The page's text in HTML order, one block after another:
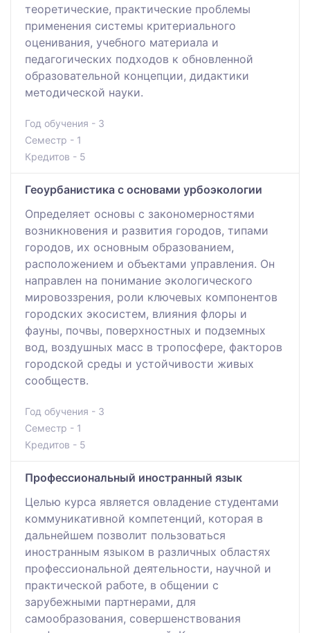
теоретические, практические проблемы
применения системы критериального
оценивания, учебного материала и
педагогических подходов к обновленной
образовательной концепции, дидактики
методической науки.
Год обучения - 3
Семестр - 1
Кредитов - 5
Геоурбанистика с основами урбоэкологии
Определяет основы с закономерностями
возникновения и развития городов, типами
городов, их основным образованием,
расположением и объектами управления. Он
направлен на понимание экологического
мировоззрения, роли ключевых компонентов
городских экосистем, влияния флоры и
фауны, почвы, поверхностных и подземных
вод, воздушных масс в тропосфере, факторов
городской среды и устойчивости живых
сообществ.
Год обучения - 3
Семестр - 1
Кредитов - 5
Профессиональный иностранный язык
Целью курса является овладение студентами
коммуникативной компетенций, которая в
дальнейшем позволит пользоваться
иностранным языком в различных областях
профессиональной деятельности, научной и
практической работе, в общении с
зарубежными партнерами, для
самообразования, совершенствования